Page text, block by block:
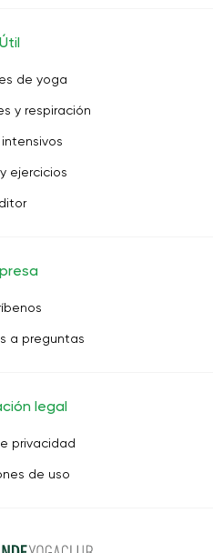
Útil
de yoga
y respiración
ejercicios
a preguntas
legal
privacidad
de uso